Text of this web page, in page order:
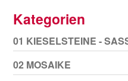
Kategorien
01 KIESELSTEINE -
02 MOSAIKE